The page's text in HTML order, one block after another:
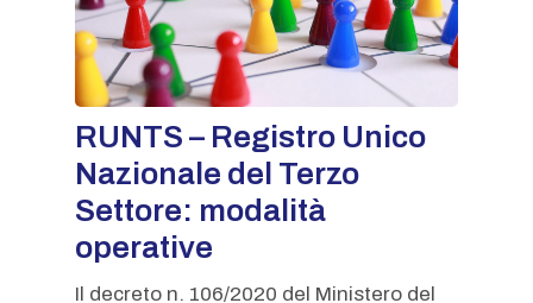
RUNTS – Registro Unico
Nazionale del Terzo
Settore: modalità
operative
Il decreto n. 106/2020 del Ministero del